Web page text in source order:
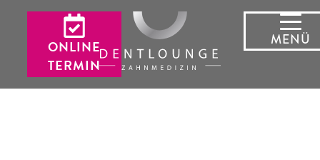
ONLINE
TERMIN
MENÜ